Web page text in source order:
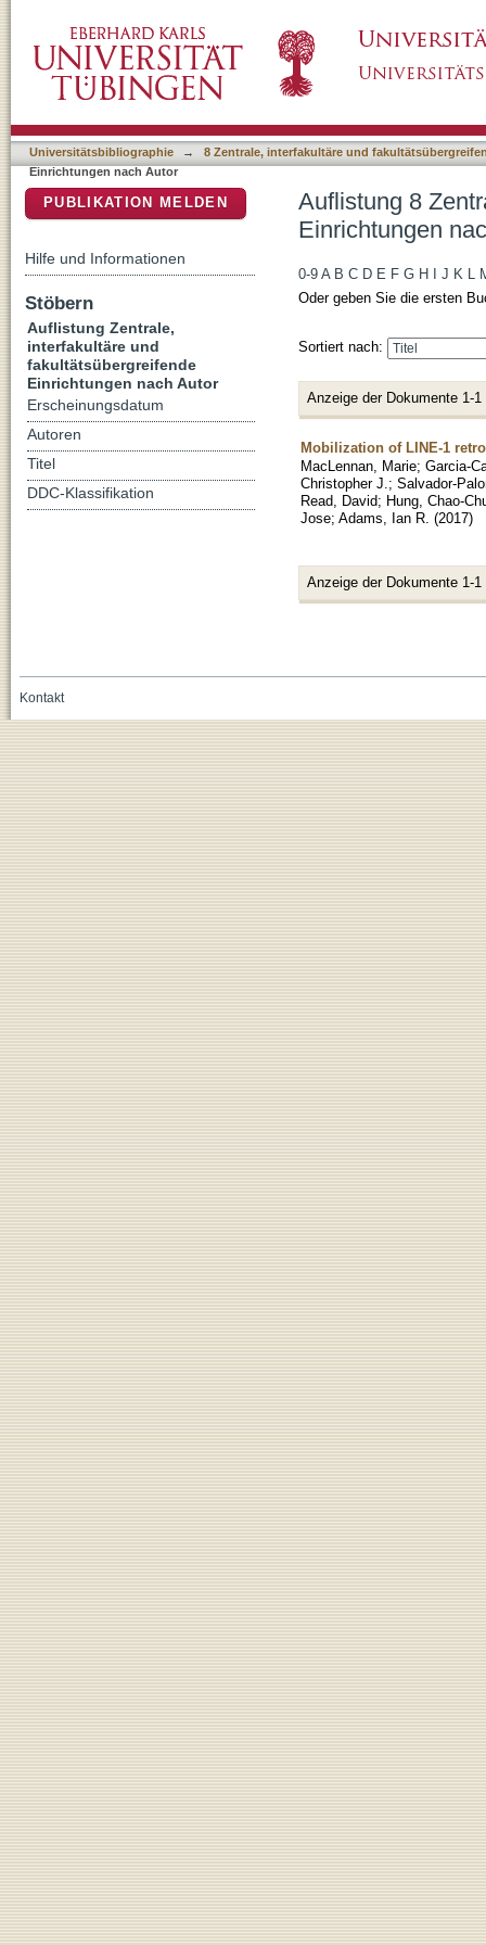
Gabriele"
Universitätsbibliographie →
8 Zentrale, interfakultäre und
Einrichtungen nach Autor
Auflistung 8
Einrichtungen
0-9 A B C D E F G H J K L
Oder geben Sie die ersten
Sortiert nach:
Anzeige der Dokumente 1-1
Mobilization of LINE-1
MacLennan, Marie; Garcia-
Christopher J. ; Salvador-
Read, David; Hung, Chao-
Jose; Adams, Ian R. (2017)
Anzeige der Dokumente 1-1
PUBLIKATION MELDEN
Hilfe und Informationen
Stöbern
Auflistung Zentrale,
interfakultäre und
fakultätsübergreifende
Einrichtungen nach Autor
Erscheinungsdatum
Autoren
Titel
DDC-Klassifikation
Kontakt